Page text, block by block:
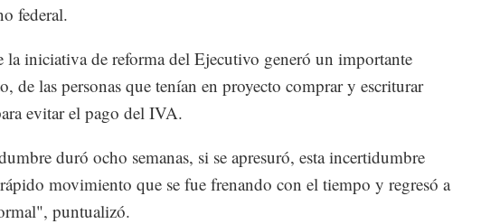
federal.
la iniciativa de reforma del Ejecutivo generó un importante
de las personas que tenían en proyecto comprar y escriturar
evitar el pago del IVA.
duró ocho semanas, si se apresuró, esta incertidumbre
movimiento que se fue frenando con el tiempo y regresó a
puntualizó.